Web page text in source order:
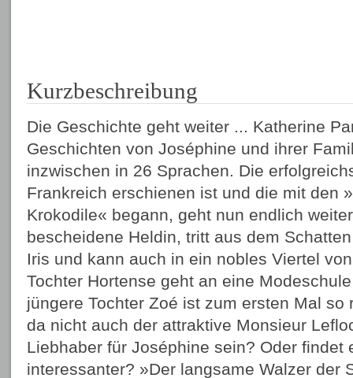
Kurzbeschreibung
Die Geschichte geht weiter ... Katherine
Geschichten von Joséphine und ihrer
inzwischen in 26 Sprachen. Die
Frankreich erschienen ist und die mit den
Krokodile« begann, geht nun endlich
bescheidene Heldin, tritt aus dem
Iris und kann auch in ein nobles Viertel
Tochter Hortense geht an eine
jüngere Tochter Zoé ist zum ersten Mal so
da nicht auch der attraktive Monsieur
Liebhaber für Joséphine sein? Oder findet
interessanter? »Der langsame Walzer der